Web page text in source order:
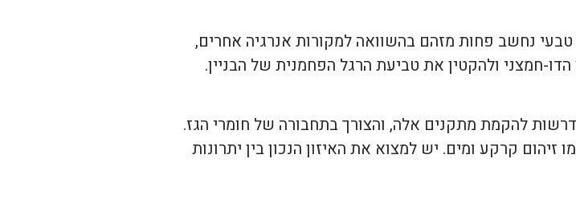
נחשב פחות מזהם בהשוואה למקורות אנרגיה אחרים,
חמצני ולהקטין את טביעת הרגל הפחמנית של הבניין.
להקמת מתקנים אלה, והצורך בתחבורה של חומרי הגז.
קרקע ומים. יש למצוא את האיזון הנכון בין יתרונות